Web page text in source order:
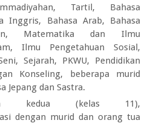
Tartil, Bahasa
Inggris, Bahasa Arab, Bahasa
Matematika dan Ilmu
Ilmu Pengetahuan Sosial,
Sejarah, PKWU, Pendidikan
Konseling, beberapa murid
Jepang dan Sastra.
kedua (kelas 11),
dengan murid dan orang tua